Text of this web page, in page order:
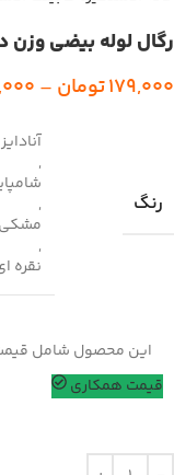
رگال لوله بیضی وزن در متر- 235
179,000تومان –
رنگ
,
,
مشکی
,
نقره
این محصول شامل
قیمت همکاری